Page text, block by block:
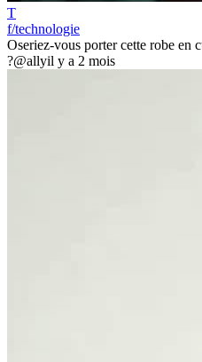
T
f/technologie
Oseriez-vous porter cette robe en
?@allyil y a 2 mois